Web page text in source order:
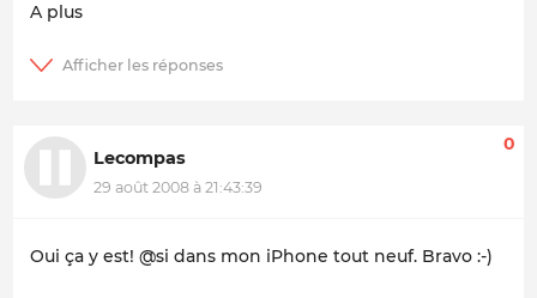
A plus
Lecompas
29 août 2008 à 21:43:39
0
Oui ça y est! @si dans mon iPhone tout neuf. Bravo :-)